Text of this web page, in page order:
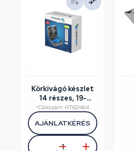
Körkivágó készlet
14 részes, 19-
75mm, műanyag
koffer, HÖGERT
HT6D464
•Cikkszám: HT6D464
AJÁNLATKÉRÉS